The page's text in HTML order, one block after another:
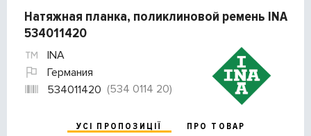
Натяжная планка, поликлиновой ремень INA
534011420
INA
Германия
534011420 (534 0114 20)
УСІ ПРОПОЗИЦІЇ
ПРО ТОВАР